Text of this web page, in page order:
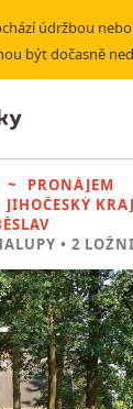
údržbou
být dočasně
PRONÁJEM
JIHOČESKÝ KRAJ
• 2 LOŽNICE BEZ REALITKY